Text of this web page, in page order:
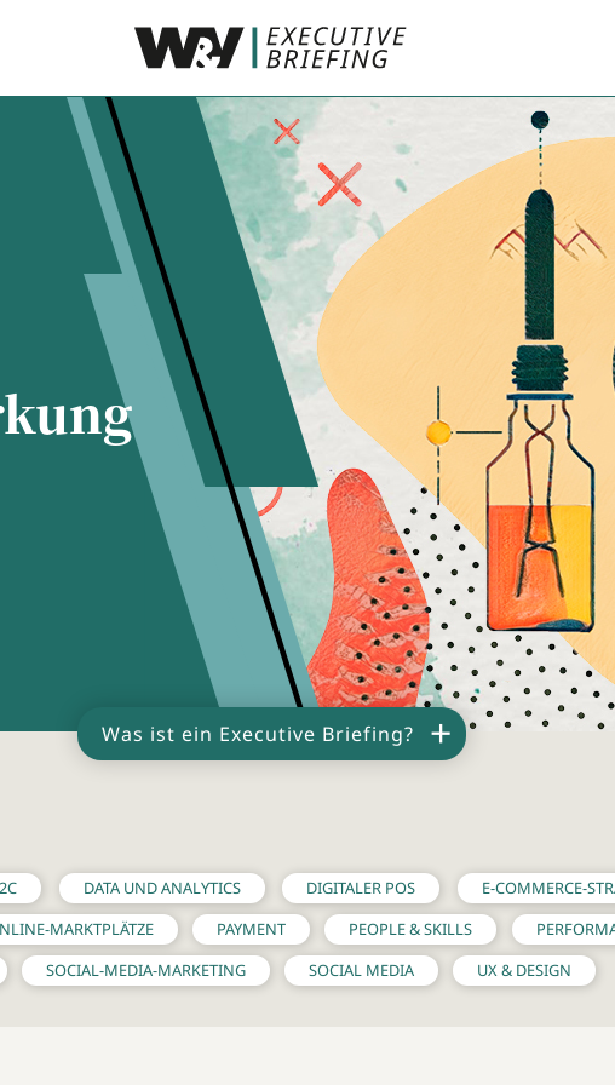
Was ist ein Executive Briefing? +
Briefing zu aktuellen und heiß diskutierten Themen der
du live mit den Expert:innen der Marketingbranche